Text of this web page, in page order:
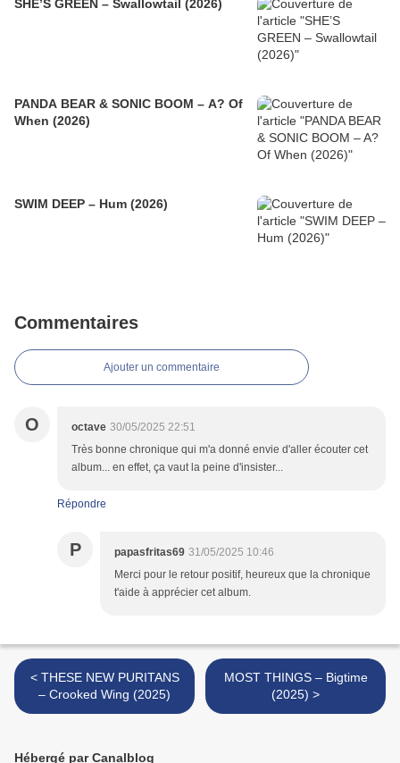
SHE’S GREEN – Swallowtail (2026)
PANDA BEAR & SONIC BOOM – A? Of
When (2026)
SWIM DEEP – Hum (2026)
Commentaires
Ajouter un commentaire
O octave 30/05/2025 22:51
Très bonne chronique qui m'a donné envie d'aller écouter cet
album... en effet, ça vaut la peine d'insister...
Répondre
P papasfritas69 31/05/2025 10:46
Merci pour le retour positif, heureux que la chronique
t'aide à apprécier cet album.
< THESE NEW PURITANS
– Crooked Wing (2025)
MOST THINGS – Bigtime
(2025) >
Hébergé par Canalblog